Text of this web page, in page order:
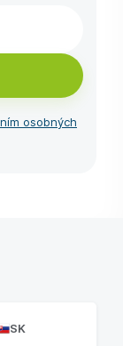
osobných
SK